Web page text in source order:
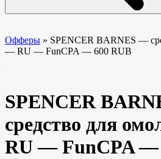
Офферы » SPENCER BARNES —
— RU — FunCPA — 600 RUB
SPENCER
средство для
RU — FunCPA —